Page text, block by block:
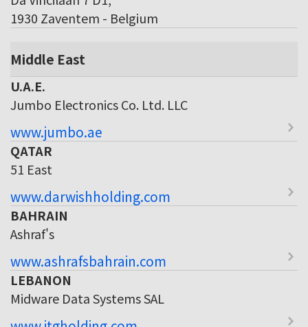
1930 Zaventem - Belgium
Middle East
U.A.E.
Jumbo Electronics Co. Ltd. LLC
www.jumbo.ae
QATAR
51 East
www.darwishholding.com
BAHRAIN
Ashraf's
www.ashrafsbahrain.com
LEBANON
Midware Data Systems SAL